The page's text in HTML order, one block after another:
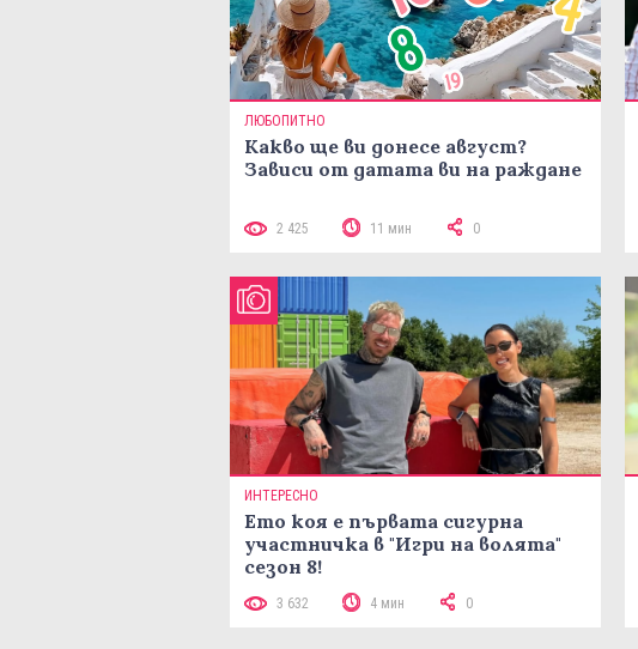
ЛЮБОПИТНО
Какво ще ви донесе август?
Зависи от датата ви на ражданe
2 425 11 мин 0
ИНТЕРЕСНО
Ето коя е първата сигурна
участничка в "Игри на волята"
сезон 8!
3 632 4 мин 0